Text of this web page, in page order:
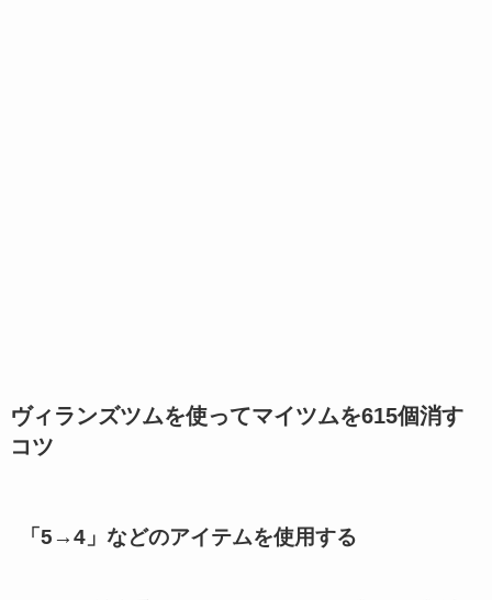
ヴィランズツムを使ってマイツムを615個消す
コツ
「5→4」などのアイテムを使用する